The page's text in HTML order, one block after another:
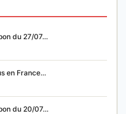
du 27/07…
en France…
du 20/07…